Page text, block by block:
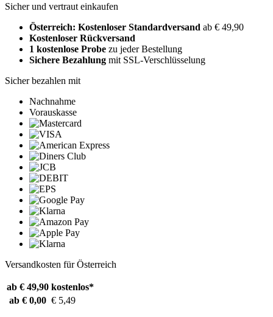
Sicher und vertraut einkaufen
Österreich: Kostenloser Standardversand ab € 49,90
Kostenloser Rückversand
1 kostenlose Probe zu jeder Bestellung
Sichere Bezahlung mit SSL-Verschlüsselung
Sicher bezahlen mit
Nachnahme
Vorauskasse
Versandkosten für Österreich
ab € 49,90 kostenlos*
ab € 0,00 € 5,49